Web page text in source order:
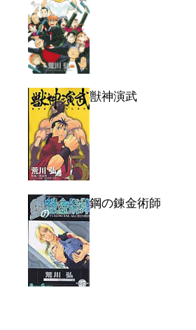
獣神演武
鋼の錬金術師